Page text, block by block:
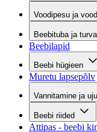
Voodipesu ja
Beebituba ja
Beebilapid
Beebi hügieen
Muretu lapsepõlv
Vannitamine ja
Beebi riided
Attipas - beebi